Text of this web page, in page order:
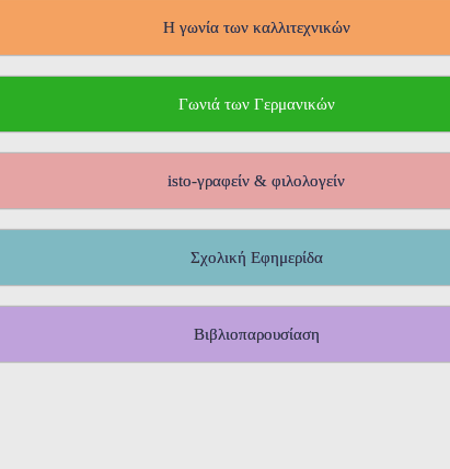
Η γωνία των καλλιτεχνικών
Γωνιά των Γερμανικών
isto-γραφείν & φιλολογείν
Σχολική Εφημερίδα
Βιβλιοπαρουσίαση